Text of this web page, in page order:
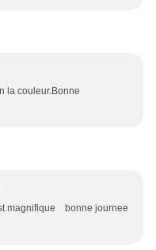
la couleur.Bonne
magnifique bonne journee